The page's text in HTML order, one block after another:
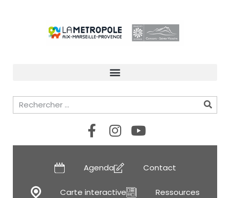
Agenda Contact
Carte interactive Ressources